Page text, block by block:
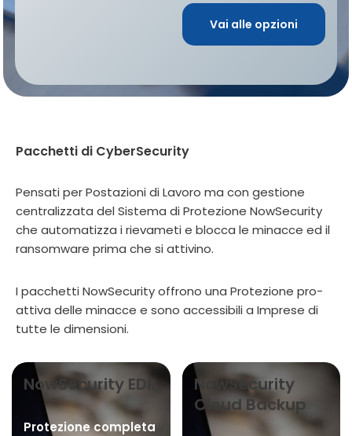
Vai alle opzioni
Pacchetti di CyberSecurity
Pensati per Postazioni di Lavoro ma con gestione
centralizzata del Sistema di Protezione NowSecurity
che automatizza i rievameti e blocca le minacce ed il
ransomware prima che si attivino.
I pacchetti NowSecurity offrono una Protezione pro-
attiva delle minacce e sono accessibili a Imprese di
tutte le dimensioni.
NowSecurity EDR
Protezione completa
NowSecurity
Cloud Backup